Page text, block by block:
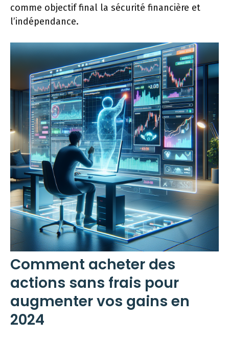
comme objectif final la sécurité financière et
l’indépendance.
Comment acheter des
actions sans frais pour
augmenter vos gains en
2024